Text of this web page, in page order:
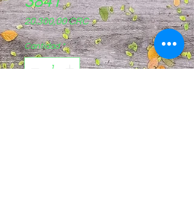
20.300,00 CRCPrecio
Cantidad *